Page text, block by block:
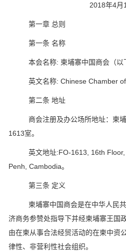
2018年4月
第一章 总则
第一条 名称
本会名称: 柬埔寨中国商会（以
英文名称: Chinese Chamber
第二条 地址
商会注册及办公场所地址：柬
1613室。
英文地址:FO-1613, 16th
Penh, Cambodia。
第三条 定义
柬埔寨中国商会是在中华人民
济商务参赞处指导下并经柬埔寨王国
由在柬从事合法经贸活动的在柬中资
律性、非营利性社会组织。